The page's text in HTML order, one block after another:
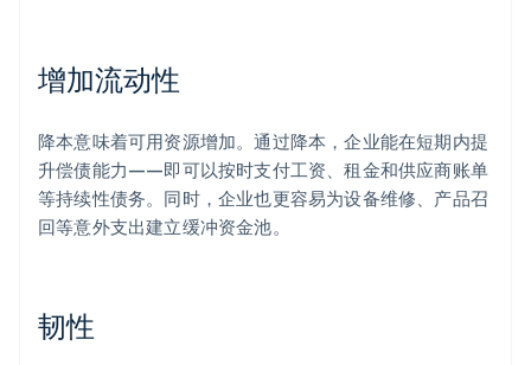
增加流动性
降本意味着可用资源增加。通过降本，企业能在短期内提
升偿债能力——即可以按时支付工资、租金和供应商账单
等持续性债务。同时，企业也更容易为设备维修、产品召
回等意外支出建立缓冲资金池。
韧性